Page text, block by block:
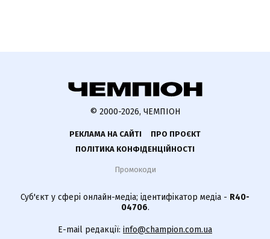
© 2000-2026, ЧЕМПІОН
РЕКЛАМА НА САЙТІ
ПРО ПРОЄКТ
ПОЛІТИКА КОНФІДЕНЦІЙНОСТІ
Промокоди
Суб'єкт у сфері онлайн-медіа; ідентифікатор медіа - R40-
04706.
E-mail редакції: info@champion.com.ua